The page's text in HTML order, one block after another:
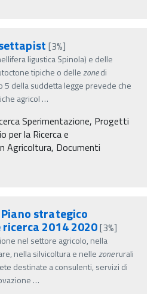
[3%]
ligustica Spinola) e delle
tipiche o dellezonedi
5 della suddetta legge prevede che
agricol …
Sperimentazione, Progetti
per la Ricerca e
Agricoltura, Documenti
Piano strategico
2014 2020[3%]
nel settore agricolo, nella
nella silvicoltura e nellezonerurali
destinate a consulenti, servizi di
…